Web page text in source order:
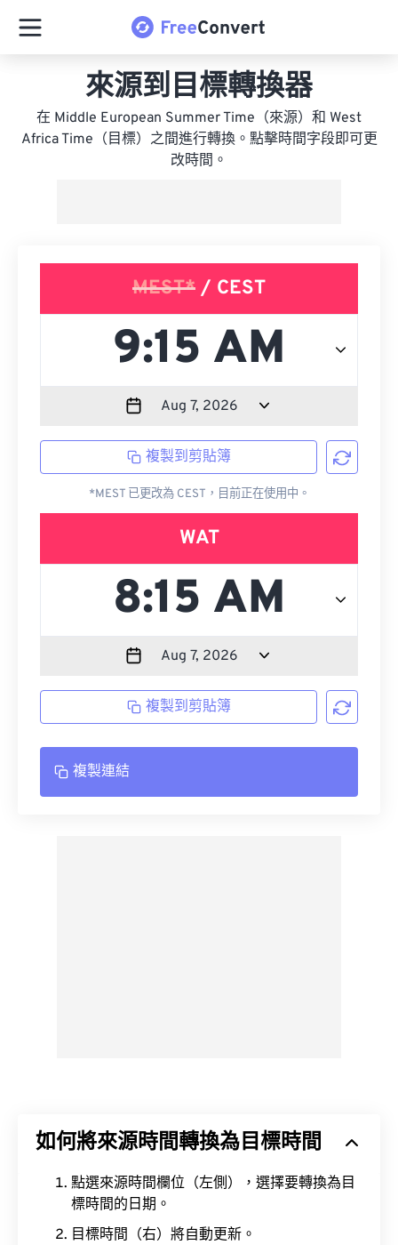
來源到目標轉換器
在 Middle European Summer Time（來源）和 West
Africa Time（目標）之間進行轉換。點擊時間字段即可更
改時間。
MEST* / CEST
複製到剪貼簿
*MEST 已更改為 CEST，目前正在使用中。
WAT
複製到剪貼簿
複製連結
如何將來源時間轉換為目標時間
點選來源時間欄位（左側），選擇要轉換為目
標時間的日期。
目標時間（右）將自動更新。